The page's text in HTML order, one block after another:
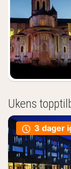
Ukens
3 dager